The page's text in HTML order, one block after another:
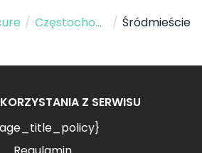
/ Częstochowa / Śródmieście
Z SERWISU